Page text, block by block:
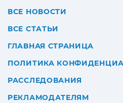
ВСЕ НОВОСТИ
ВСЕ СТАТЬИ
ГЛАВНАЯ СТРАНИЦА
ПОЛИТИКА
РАССЛЕДОВАНИЯ
РЕКЛАМОДАТЕЛЯМ